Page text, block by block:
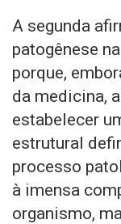
A segunda
patogênese
porque,
da medicina,
estabelecer
estrutural
processo
à imensa
organismo,